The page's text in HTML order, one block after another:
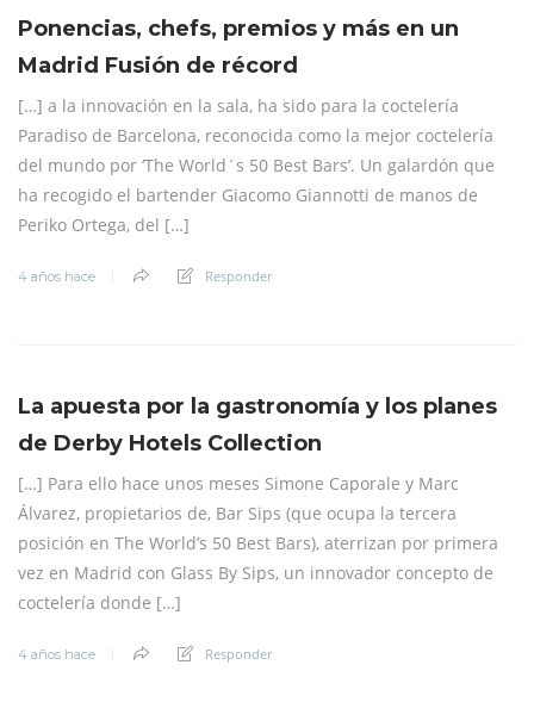
Ponencias, chefs, premios y más en un
Madrid Fusión de récord
[…] a la innovación en la sala, ha sido para la coctelería
Paradiso de Barcelona, reconocida como la mejor coctelería
del mundo por ‘The World´s 50 Best Bars’. Un galardón que
ha recogido el bartender Giacomo Giannotti de manos de
Periko Ortega, del […]
4 años hace Responder
La apuesta por la gastronomía y los planes
de Derby Hotels Collection
[…] Para ello hace unos meses Simone Caporale y Marc
Álvarez, propietarios de, Bar Sips (que ocupa la tercera
posición en The World’s 50 Best Bars), aterrizan por primera
vez en Madrid con Glass By Sips, un innovador concepto de
coctelería donde […]
4 años hace Responder